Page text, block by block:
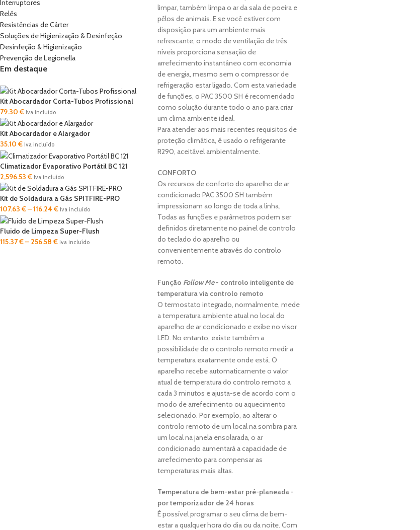
Interruptores
Relés
Resistências de Cárter
Soluções de Higienização & Desinfeção
Desinfeção & Higienização
Prevenção de Legionella
Em destaque
Kit Abocardador Corta-Tubos Profissional
79.30€ Iva incluído
Kit Abocardador e Alargador
35.10€ Iva incluído
Climatizador Evaporativo Portátil BC 121
2,596.53€ Iva incluído
Kit de Soldadura a Gás SPITFIRE-PRO
107.63€–116.24€ Iva incluído
Fluido de Limpeza Super-Flush
115.37€– 256.58€ Iva incluído
limpar, também limpa o ar da sala de poeira e
pêlos de animais. E se você estiver com
disposição para um ambiente mais
refrescante, o modo de ventilação de três
níveis proporciona sensação de
arrefecimento instantâneo com economia
de energia, mesmo sem o compressor de
refrigeração estar ligado. Com esta variedade
de funções, o PAC 3500 SH é recomendado
como solução durante todo o ano para criar
um clima ambiente ideal.
Para atender aos mais recentes requisitos de
proteção climática, é usado o refrigerante
R290, aceitável ambientalmente.
CONFORTO
Os recursos de conforto do aparelho de ar
condicionado PAC 3500 SH também
impressionam ao longo de toda a linha.
Todas as funções e parâmetros podem ser
definidos diretamente no painel de controlo
do teclado do aparelho ou
convenientemente através do controlo
remoto.
Função Follow Me- controlo inteligente de
temperatura via controlo remoto
O termostato integrado, normalmente, mede
a temperatura ambiente atual no local do
aparelho de ar condicionado e exibe no visor
LED. No entanto, existe também a
possibilidade de o controlo remoto medir a
temperatura exatamente onde está. O
aparelho recebe automaticamente o valor
atual de temperatura do controlo remoto a
cada 3 minutos e ajusta-se de acordo com o
modo de arrefecimento ou aquecimento
selecionado. Por exemplo, ao alterar o
controlo remoto de um local na sombra para
um local na janela ensolarada, o ar
condicionado aumentará a capacidade de
arrefecimento para compensar as
temperaturas mais altas.
Temperatura de bem-estar pré-planeada -
por temporizador de 24 horas
É possível programar o seu clima de bem-
estar a qualquer hora do dia ou da noite. Com